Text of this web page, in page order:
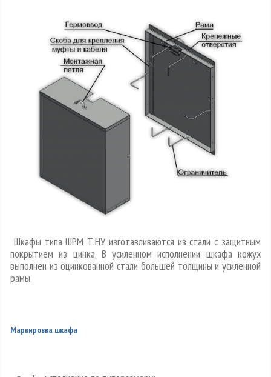
Шкафы типа ШРМ Т.НУ изготавливаются из стали с защитным
покрытием из цинка. В усиленном исполнении шкафа кожух
выполнен из оцинкованной стали большей толщины и усиленной
рамы.
Маркировка шкафа